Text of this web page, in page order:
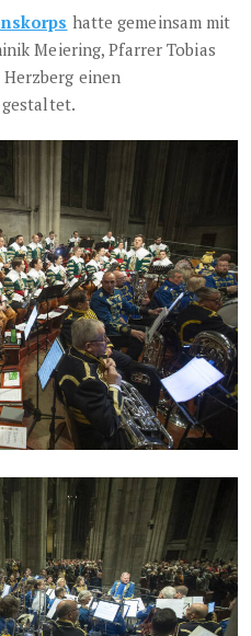
hatte gemeinsam mit
Meiering, Pfarrer Tobias
einen